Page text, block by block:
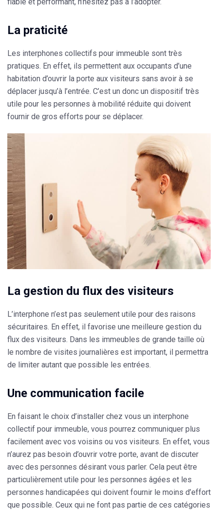
fiable et performant, n’hésitez pas à l’adopter.
La praticité
Les interphones collectifs pour immeuble sont très
pratiques. En effet, ils permettent aux occupants d’une
habitation d’ouvrir la porte aux visiteurs sans avoir à se
déplacer jusqu’à l’entrée. C’est un donc un dispositif très
utile pour les personnes à mobilité réduite qui doivent
fournir de gros efforts pour se déplacer.
La gestion du flux des visiteurs
L’interphone n’est pas seulement utile pour des raisons
sécuritaires. En effet, il favorise une meilleure gestion du
flux des visiteurs. Dans les immeubles de grande taille où
le nombre de visites journalières est important, il permettra
de limiter autant que possible les entrées.
Une communication facile
En faisant le choix d’installer chez vous un interphone
collectif pour immeuble, vous pourrez communiquer plus
facilement avec vos voisins ou vos visiteurs. En effet, vous
n’aurez pas besoin d’ouvrir votre porte, avant de discuter
avec des personnes désirant vous parler. Cela peut être
particulièrement utile pour les personnes âgées et les
personnes handicapées qui doivent fournir le moins d’effort
que possible. Ceux qui ne font pas partie de ces catégories